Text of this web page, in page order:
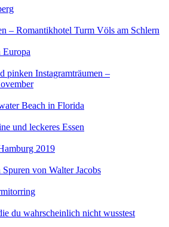
– Romantikhotel Turm Völs am Schlern
Europa
pinken Instagramträumen –
Beach in Florida
und leckeres Essen
2019
von Walter Jacobs
du wahrscheinlich nicht wusstest